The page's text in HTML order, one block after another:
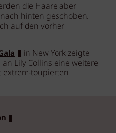
die Haare aber
hinten geschoben.
auf den vorher
in New York zeigte
Lily Collins eine weitere
extrem-toupierten